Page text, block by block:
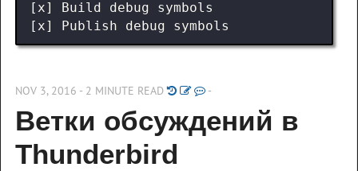
NOV 3, 2016 - 2 MINUTE READ -
Ветки обсуждений в
Thunderbird